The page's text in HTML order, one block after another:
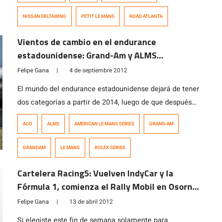
NISSAN DELTAWING PETIT LE MANS ROAD ATLANTA
Vientos de cambio en el endurance
estadounidense: Grand-Am y ALMS
anunciarían fusión mañana
Felipe Gana | 4 de septiembre 2012
El mundo del endurance estadounidense dejará de tener
dos categorías a partir de 2014, luego de que después
de años de rumores y polémicas, la American Le Mans
sábado y hoy ya se ha confirmado […]
ACO ALMS AMERICAN LE MANS SERIES GRAND-AM
GRANDAM LE MANS ROLEX SERIES
Cartelera Racing5: Vuelven IndyCar y la
Fórmula 1, comienza el Rally Mobil en Osorno
y más
Felipe Gana | 13 de abril 2012